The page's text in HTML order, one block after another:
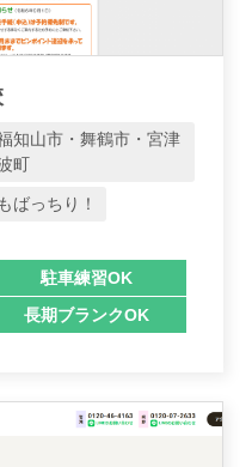
知山市・舞鶴市・宮津
町
ばっちり！
駐車練習OK
長期ブランクOK